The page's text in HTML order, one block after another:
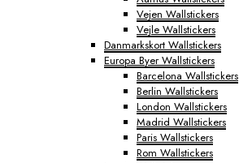
Vejen Wallstickers
Vejle Wallstickers
Danmarkskort Wallstickers
Europa Byer Wallstickers
Barcelona Wallstickers
Berlin Wallstickers
London Wallstickers
Madrid Wallstickers
Paris Wallstickers
Rom Wallstickers